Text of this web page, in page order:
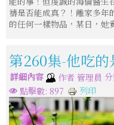
禱是否能成真？！離家多年
的任何一樣物品，某日，
第260集-他吃的
詳細內容 作者 管理員
點擊數: 897
列印